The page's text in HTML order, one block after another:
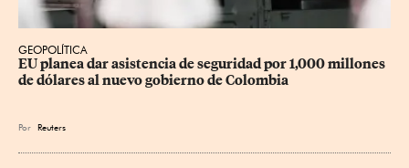
GEOPOLÍTICA
EU planea dar asistencia de seguridad por 1,000 millones
de dólares al nuevo gobierno de Colombia
Por Reuters